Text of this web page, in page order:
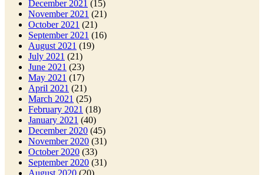
December 2021 (15)
November 2021 (21)
October 2021 (21)
September 2021 (16)
August 2021 (19)
July 2021 (21)
June 2021 (23)
May 2021 (17)
April 2021 (21)
March 2021 (25)
February 2021 (18)
January 2021 (40)
December 2020 (45)
November 2020 (31)
October 2020 (33)
September 2020 (31)
August 2020 (20)